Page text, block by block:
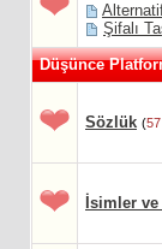
Şifalı
Düşünce
Sözlük (
İsimler